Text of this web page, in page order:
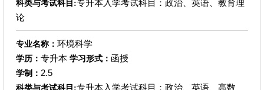
科类与考试科目:专升本入学考试科目：政治、英语、教育理
论
专业名称： 环境科学
学历： 专升本 学习形式： 函授
学制： 2.5
科类与考试科目:专升本入学考试科目：政治、英语、高数